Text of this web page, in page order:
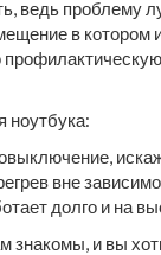
ведь проблему
в котором
ноутбука:
вне
долго и на
знакомы, и вы